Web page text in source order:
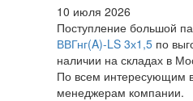
10 июля 2026
Поступление большой
ВВГнг(A)-LS 3х1,5 по
наличии на складах в
По всем интересующим
менеджерам компании.